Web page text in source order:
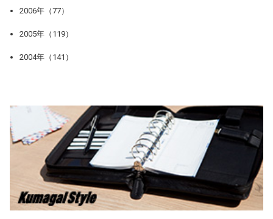
2006年（77）
2005年（119）
2004年（141）